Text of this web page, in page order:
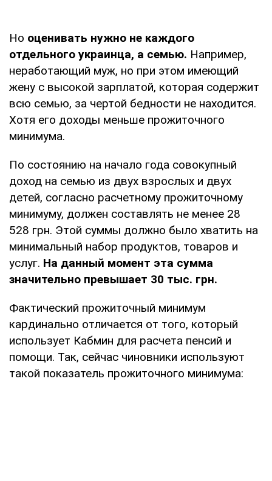
Но оценивать нужно не каждого
отдельного украинца, а семью. Например,
неработающий муж, но при этом имеющий
жену с высокой зарплатой, которая содержит
всю семью, за чертой бедности не находится.
Хотя его доходы меньше прожиточного
минимума.
По состоянию на начало года совокупный
доход на семью из двух взрослых и двух
детей, согласно расчетному прожиточному
минимуму, должен составлять не менее 28
528 грн. Этой суммы должно было хватить на
минимальный набор продуктов, товаров и
услуг. На данный момент эта сумма
значительно превышает 30 тыс. грн.
Фактический прожиточный минимум
кардинально отличается от того, который
использует Кабмин для расчета пенсий и
помощи. Так, сейчас чиновники используют
такой показатель прожиточного минимума: